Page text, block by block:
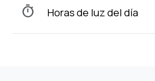
timer Horas de luz del día